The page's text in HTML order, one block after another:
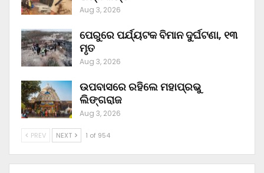
Aug 3, 2026
ପେରୁରେ ପର୍ଯ୍ୟଟକ ବିମାନ ଦୁର୍ଘଟଣା, ୧୩
ମୃତ
Aug 3, 2026
ଉପବାସରେ ରହିଲେ ମହାପ୍ରଭୁ
ଲିଙ୍ଗରାଜ
Aug 3, 2026
PREV NEXT 1 of 954